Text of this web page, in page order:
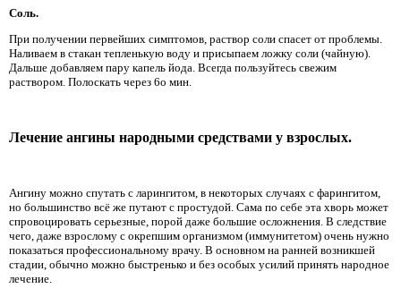
Соль.
При получении первейших симптомов, раствор соли спасет от проблемы.
Наливаем в стакан тепленькую воду и присыпаем ложку соли (чайную).
Дальше добавляем пару капель йода. Всегда пользуйтесь свежим
раствором. Полоскать через 6о мин.
Лечение ангины народными средствами у взрослых.
Ангину можно спутать с ларингитом, в некоторых случаях с фарингитом,
но большинство всё же путают с простудой. Сама по себе эта хворь может
спровоцировать серьезные, порой даже большие осложнения. В следствие
чего, даже взрослому с окрепшим организмом (иммунитетом) очень нужно
показаться профессиональному врачу. В основном на ранней возникшей
стадии, обычно можно быстренько и без особых усилий принять народное
лечение.